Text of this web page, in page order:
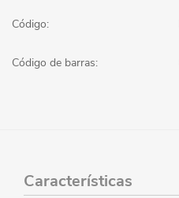
Código:
Código de barras:
Características